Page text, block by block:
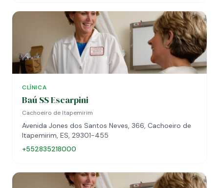
CLÍNICA
Baú SS Escarpini
Cachoeiro de Itapemirim
Avenida Jones dos Santos Neves, 366, Cachoeiro de
Itapemirim, ES, 29301-455
+552835218000